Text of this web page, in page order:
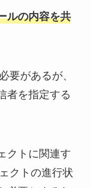
ルの内容を共
要があるが、
者を指定する
クトに関連す
クトの進行状